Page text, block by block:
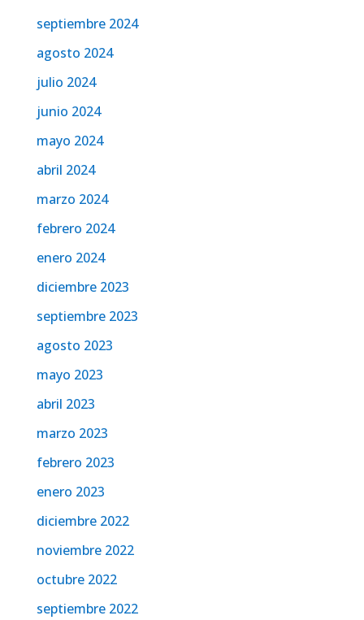
septiembre 2024
agosto 2024
julio 2024
junio 2024
mayo 2024
abril 2024
marzo 2024
febrero 2024
enero 2024
diciembre 2023
septiembre 2023
agosto 2023
mayo 2023
abril 2023
marzo 2023
febrero 2023
enero 2023
diciembre 2022
noviembre 2022
octubre 2022
septiembre 2022